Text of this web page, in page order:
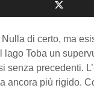
Nulla di certo, ma
Toba un
senza precedenti.
ancora più rigido.